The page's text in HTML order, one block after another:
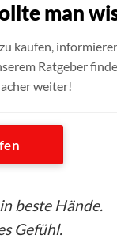
man
kaufen,
Ratgeber
weiter!
beste Hände.
Gefühl.